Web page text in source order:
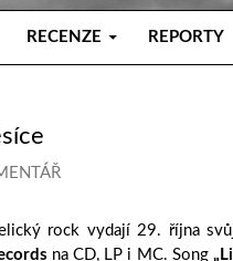
RECENZE REPORTY
rock vydají 29. října
na CD, LP i MC. Song